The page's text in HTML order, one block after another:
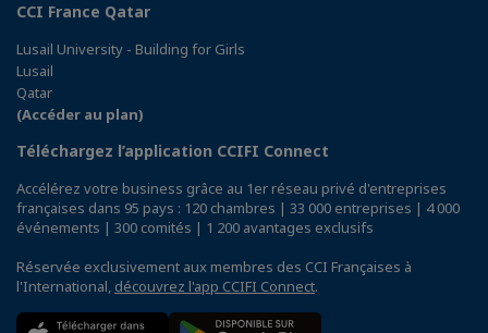
CCI France Qatar
Lusail University - Building for Girls
Lusail
Qatar
(Accéder au plan)
Téléchargez l’application CCIFI Connect
Accélérez votre business grâce au 1er réseau privé d'entreprises
françaises dans 95 pays : 120 chambres | 33 000 entreprises | 4 000
événements | 300 comités | 1 200 avantages exclusifs
Réservée exclusivement aux membres des CCI Françaises à
l'International, découvrez l'app CCIFI Connect.